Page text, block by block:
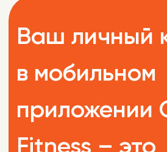
Часы работы:
с 6:00 до 24:00.
Сб-Вс:с 9:00 до 23:00.
Продвижение сайта - Лидер Поиска
ООО «Аквасити»
ИНН: 0274076241